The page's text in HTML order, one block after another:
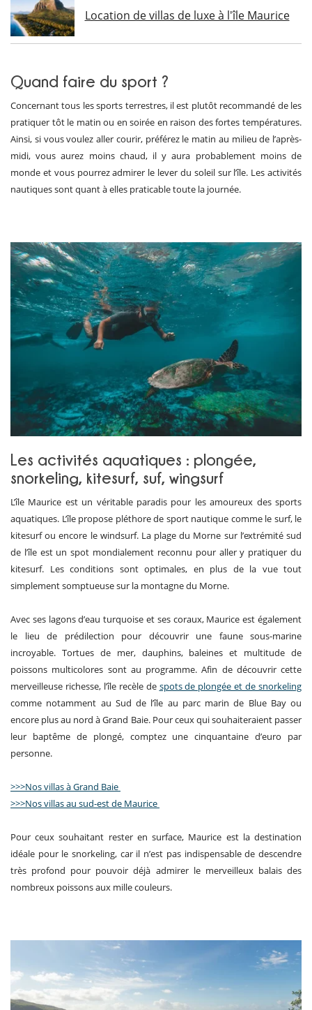
Location de villas de luxe à l'île Maurice
Quand faire du sport ?
Concernant tous les sports terrestres, il est plutôt recommandé de les
pratiquer tôt le matin ou en soirée en raison des fortes températures.
Ainsi, si vous voulez aller courir, préférez le matin au milieu de l’après-
midi, vous aurez moins chaud, il y aura probablement moins de
monde et vous pourrez admirer le lever du soleil sur l’île. Les activités
nautiques sont quant à elles praticable toute la journée.
Les activités aquatiques : plongée,
snorkeling, kitesurf, suf, wingsurf
L’île Maurice est un véritable paradis pour les amoureux des sports
aquatiques. L’île propose pléthore de sport nautique comme le surf, le
kitesurf ou encore le windsurf. La plage du Morne sur l’extrémité sud
de l’île est un spot mondialement reconnu pour aller y pratiquer du
kitesurf. Les conditions sont optimales, en plus de la vue tout
simplement somptueuse sur la montagne du Morne.
Avec ses lagons d’eau turquoise et ses coraux, Maurice est également
le lieu de prédilection pour découvrir une faune sous-marine
incroyable. Tortues de mer, dauphins, baleines et multitude de
poissons multicolores sont au programme. Afin de découvrir cette
merveilleuse richesse, l’île recèle de spots de plongée et de snorkeling
comme notamment au Sud de l’île au parc marin de Blue Bay ou
encore plus au nord à Grand Baie. Pour ceux qui souhaiteraient passer
leur baptême de plongé, comptez une cinquantaine d’euro par
personne.
>>>Nos villas à Grand Baie
>>>Nos villas au sud-est de Maurice
Pour ceux souhaitant rester en surface, Maurice est la destination
idéale pour le snorkeling, car il n’est pas indispensable de descendre
très profond pour pouvoir déjà admirer le merveilleux balais des
nombreux poissons aux mille couleurs.